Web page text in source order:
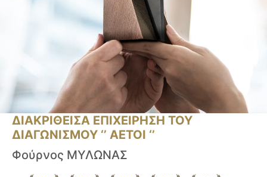
ΔΙΑΚΡΙΘΕΙΣΑ ΕΠΙΧΕΙΡΗΣΗ ΤΟΥ
ΔΙΑΓΩΝΙΣΜΟΥ ‘’ ΑΕΤΟΙ ‘’
Φούρνος ΜΥΛΩΝΑΣ